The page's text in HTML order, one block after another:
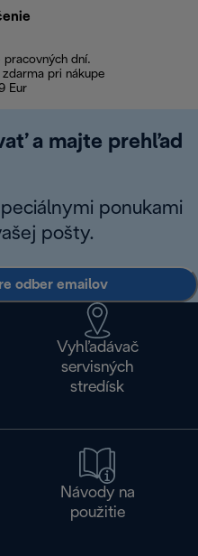
dní.
pri nákupe
Eur
a majte prehľad
ponukami
pošty.
odber emailov
Vyhľadávač
servisných
stredísk
Návody na
použitie